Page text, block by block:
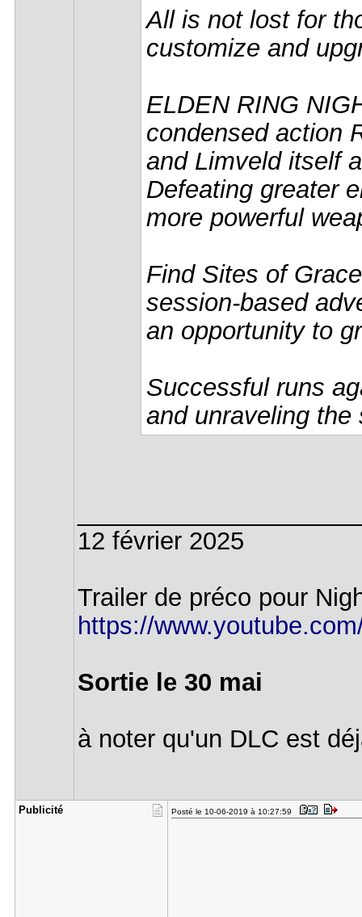
All is not lost for
customize and
ELDEN RING
condensed action
and Limveld itself
Defeating greater
more powerful
Find Sites of
session-based
an opportunity to
Successful runs
and unraveling the
12 février 2025
Trailer de préco pour
https://
Sortie le 30 mai
à noter qu'un DLC est
Publicité Posté le 10-06-2019 à 10:27:59